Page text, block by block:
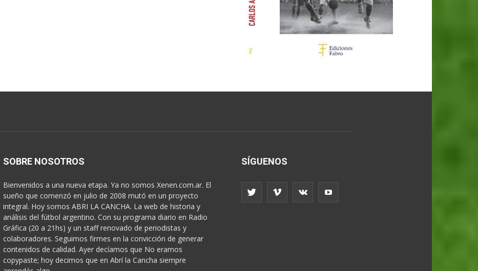
SOBRE NOSOTROS
Bienvenidos a una nueva etapa. Ya no somos Xenen.com.ar. El
sueño que comenzó en julio de 2008 mutó en un proyecto
integral. Hoy somos ABRI LA CANCHA. La web de historia y
análisis del fútbol argentino. Con su programa diario en Radio
Gráfica (20 a 21hs) y un staff renovado de periodistas y
colaboradores. Seguimos firmes en la convicción de generar
contenidos de calidad. Ayer decíamos que No eramos
copypaste; hoy decimos que en Abrí la Cancha siempre
SÍGUENOS